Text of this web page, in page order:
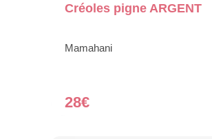
Créoles pigne ARGENT
Mamahani
28€